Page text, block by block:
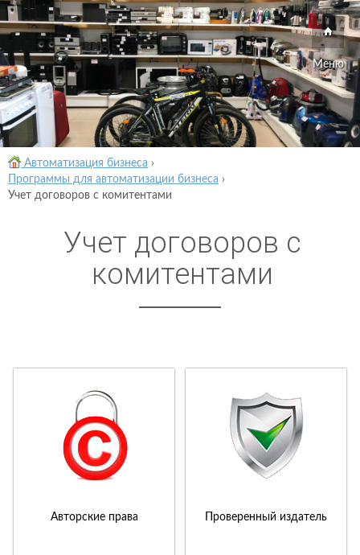
Меню
Автоматизация бизнеса ›
Программы для автоматизации бизнеса ›
Учет договоров с комитентами
Учет договоров с
комитентами
Авторские права Проверенный издатель